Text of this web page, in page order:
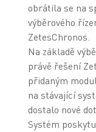
obrátila se na
výběrového
ZetesChronos.
Na základě
právě řešení
přidaným
na stávající
dostalo nové
Systém